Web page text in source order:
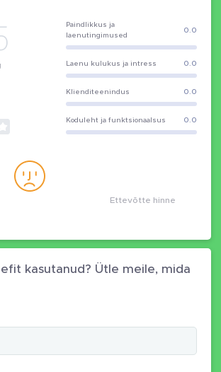
Paindlikkus ja
laenutingimused
0.0
Laenu kulukus ja intress 0.0
Klienditeenindus 0.0
Koduleht ja funktsionaalsus 0.0
Ettevõtte hinne
kasutanud? Ütle meile, mida